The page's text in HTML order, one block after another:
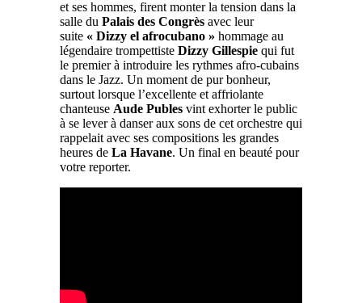
et ses hommes, firent monter la tension dans la
salle du Palais des Congrès avec leur
suite « Dizzy el afrocubano » hommage au
légendaire trompettiste Dizzy Gillespie qui fut
le premier à introduire les rythmes afro-cubains
dans le Jazz. Un moment de pur bonheur,
surtout lorsque l’excellente et affriolante
chanteuse Aude Publes vint exhorter le public
à se lever à danser aux sons de cet orchestre qui
rappelait avec ses compositions les grandes
heures de La Havane. Un final en beauté pour
votre reporter.